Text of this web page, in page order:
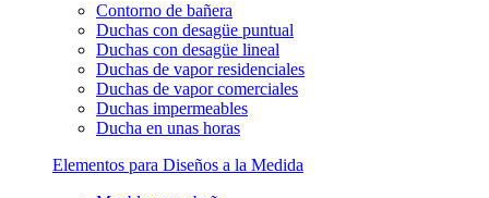
Contorno de bañera
Duchas con desagüe puntual
Duchas con desagüe lineal
Duchas de vapor residenciales
Duchas de vapor comerciales
Duchas impermeables
Ducha en unas horas
Elementos para Diseños a la Medida